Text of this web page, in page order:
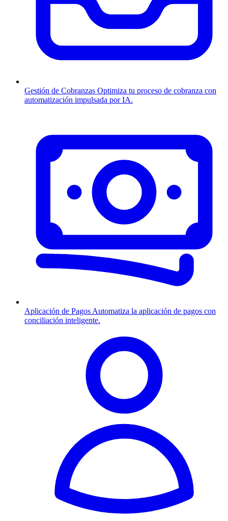
Gestión de Cobranzas Optimiza tu proceso de cobranza con
automatización impulsada por IA.
Aplicación de Pagos Automatiza la aplicación de pagos con
conciliación inteligente.